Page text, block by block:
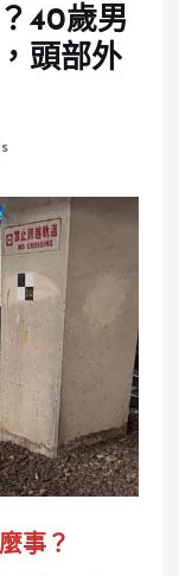
40歲男
頭部外
事？